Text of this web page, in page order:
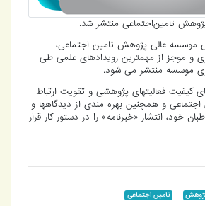
تامین‌اجتماعی منتشر شد.
موسسه عالی پژوهش تامین اجتماعی،
و موجز از مهمترین رویدادهای علمی طی
موسسه منتشر می شود.
کیفیت فعالیتهای پژوهشی و تقویت ارتباط
اجتماعی و همچنین بهره مندی از دیدگاهها و
خود، انتشار «خبرنامه» را در دستور کار قرار
تامین اجتماعی